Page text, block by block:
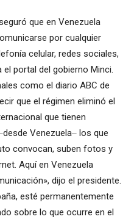
que en Venezuela
por cualquier
celular, redes sociales,
portal del gobierno Minci.
como el diario ABC de
que el régimen eliminó el
que tienen
Venezuela‒ los que
convocan, suben fotos y
Aquí en Venezuela
dijo el presidente.
esté permanentemente
sobre lo que ocurre en el